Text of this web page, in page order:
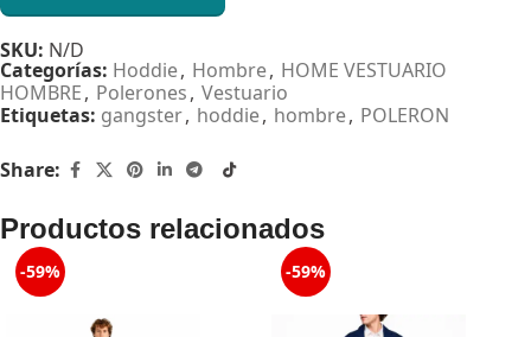
SKU: N/D
Categorías: Hoddie, Hombre, HOME VESTUARIO
HOMBRE, Polerones, Vestuario
Etiquetas: gangster, hoddie, hombre, POLERON
Share:
Productos relacionados
-59% -59%